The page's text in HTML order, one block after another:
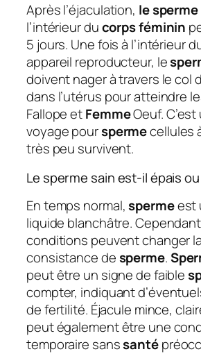
Après l’éjaculation, le
l’intérieur ducorps féminin
5 jours. Une fois à l’intérieur
appareil reproducteur, le
doivent nager à travers le col
dans l’utérus pour atteindre
Fallope etFemmeOeuf.
voyage pourspermecellules
très peu survivent.
Le sperme sain est-il épais
En temps normal,spermeest
liquide blanchâtre.
conditions peuvent changer
consistance desperme.
peut être un signe de faible
compter, indiquant
de fertilité. Éjacule mince,
peut également être une
temporaire sanssanté